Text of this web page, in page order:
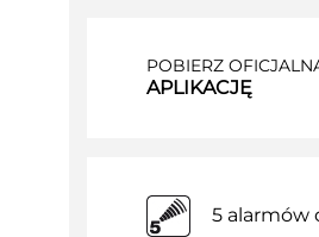
POBIERZ
APLIKACJĘ
5 alarmów